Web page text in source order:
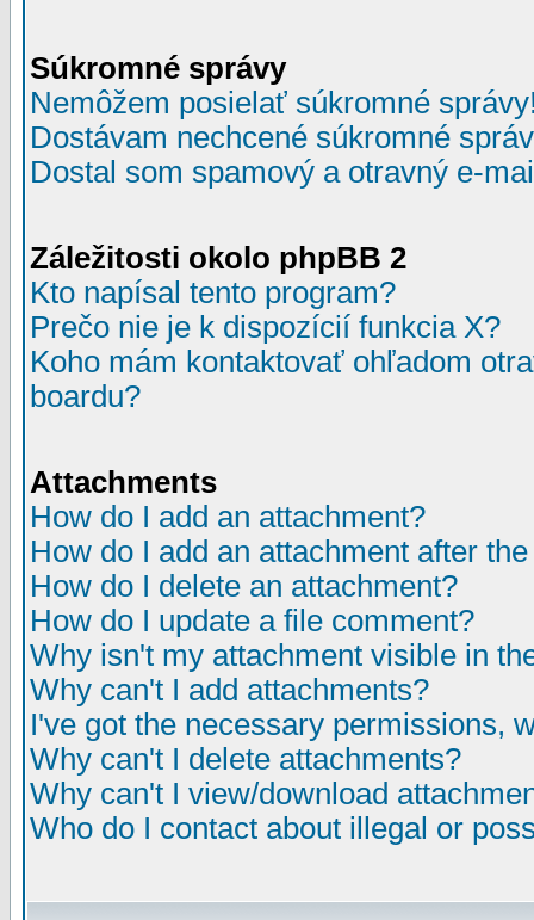
Súkromné správy
Nemôžem posielať súkromné
Dostávam nechcené súkromné
Dostal som spamový a otravný e-
Záležitosti okolo phpBB 2
Kto napísal tento program?
Prečo nie je k dispozícií funkcia X?
Koho mám kontaktovať ohľadom
boardu?
Attachments
How do I add an attachment?
How do I add an attachment after
How do I delete an attachment?
How do I update a file comment?
Why isn't my attachment visible in
Why can't I add attachments?
I've got the necessary permissions,
Why can't I delete attachments?
Why can't I view/download
Who do I contact about illegal or